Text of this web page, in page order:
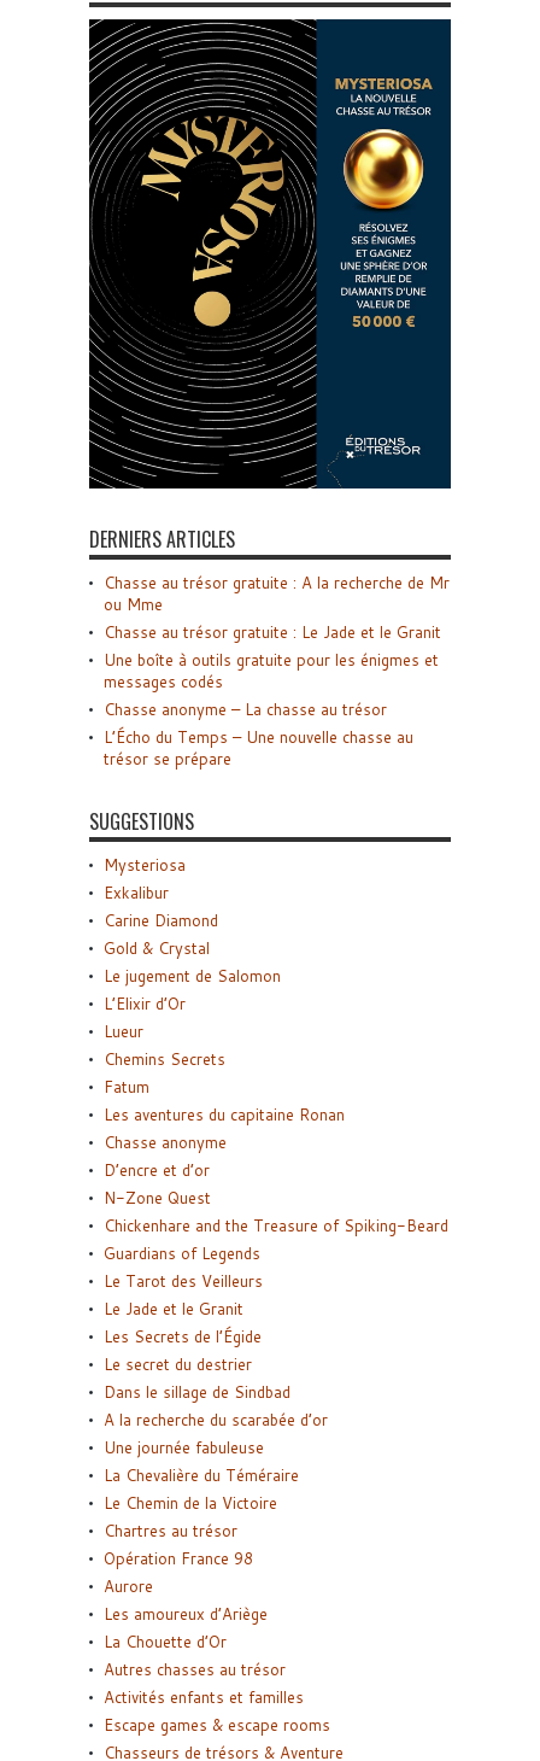
DERNIERS ARTICLES
Chasse au trésor gratuite : A la recherche de Mr
ou Mme
Chasse au trésor gratuite : Le Jade et le Granit
Une boîte à outils gratuite pour les énigmes et
messages codés
Chasse anonyme – La chasse au trésor
L’Écho du Temps – Une nouvelle chasse au
trésor se prépare
SUGGESTIONS
Mysteriosa
Exkalibur
Carine Diamond
Gold & Crystal
Le jugement de Salomon
L’Elixir d’Or
Lueur
Chemins Secrets
Fatum
Les aventures du capitaine Ronan
Chasse anonyme
D’encre et d’or
N-Zone Quest
Chickenhare and the Treasure of Spiking-Beard
Guardians of Legends
Le Tarot des Veilleurs
Le Jade et le Granit
Les Secrets de l’Égide
Le secret du destrier
Dans le sillage de Sindbad
A la recherche du scarabée d’or
Une journée fabuleuse
La Chevalière du Téméraire
Le Chemin de la Victoire
Chartres au trésor
Opération France 98
Aurore
Les amoureux d’Ariège
La Chouette d’Or
Autres chasses au trésor
Activités enfants et familles
Escape games & escape rooms
Chasseurs de trésors & Aventure